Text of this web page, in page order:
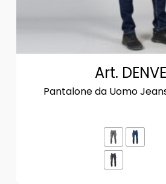
Art.
Pantalone da Uomo